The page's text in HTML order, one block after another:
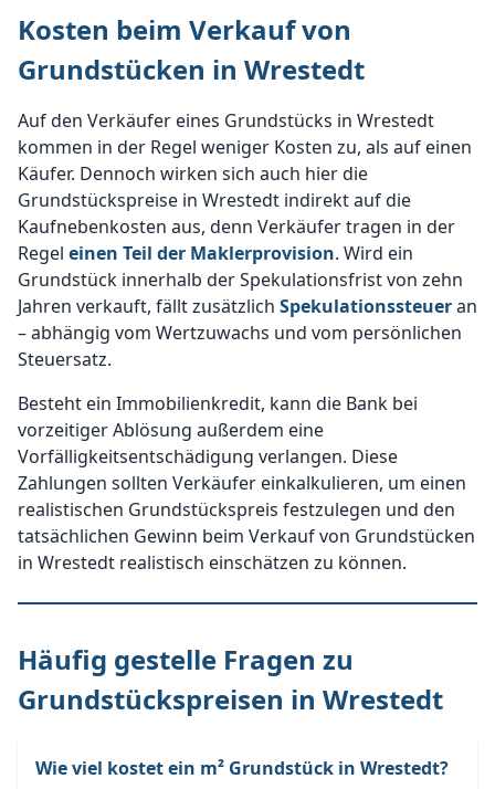
Kosten beim Verkauf von
Grundstücken in Wrestedt
Auf den Verkäufer eines Grundstücks in Wrestedt
kommen in der Regel weniger Kosten zu, als auf einen
Käufer. Dennoch wirken sich auch hier die
Grundstückspreise in Wrestedt indirekt auf die
Kaufnebenkosten aus, denn Verkäufer tragen in der
Regel einen Teil der Maklerprovision. Wird ein
Grundstück innerhalb der Spekulationsfrist von zehn
Jahren verkauft, fällt zusätzlich Spekulationssteueran
– abhängig vom Wertzuwachs und vom persönlichen
Steuersatz.
Besteht ein Immobilienkredit, kann die Bank bei
vorzeitiger Ablösung außerdem eine
Vorfälligkeitsentschädigung verlangen. Diese
Zahlungen sollten Verkäufer einkalkulieren, um einen
realistischen Grundstückspreis festzulegen und den
tatsächlichen Gewinn beim Verkauf von Grundstücken
in Wrestedt realistisch einschätzen zu können.
Häufig gestelle Fragen zu
Grundstückspreisen in Wrestedt
Wie viel kostet ein m² Grundstück in Wrestedt?